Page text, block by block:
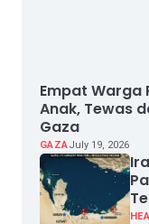
Empat Warga
Anak, Tewas
Gaza
GAZAJuly 19, 2026